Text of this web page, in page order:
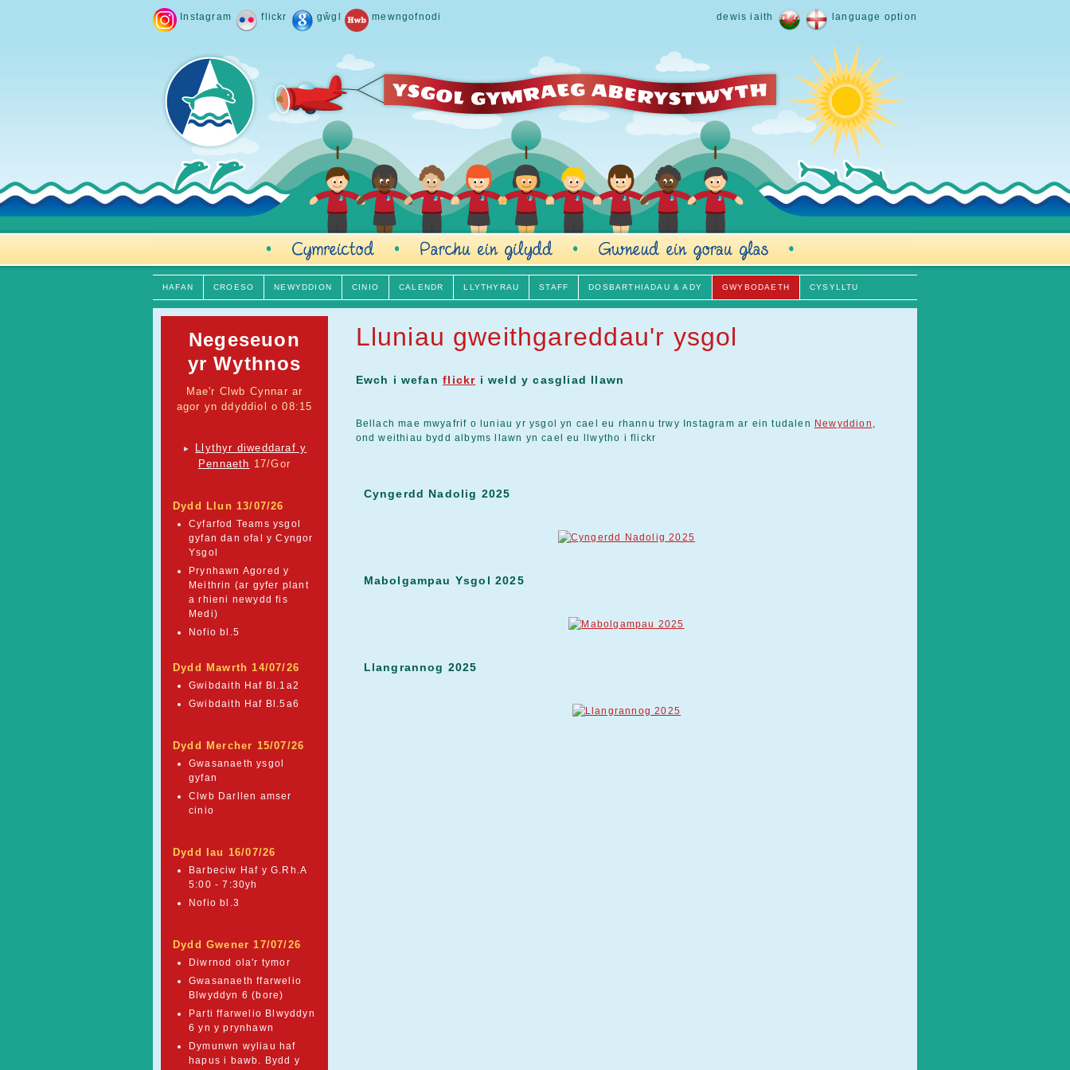
Instagram flickr gŵgl mewngofnodi dewis iaith language option
HAFAN CROESO NEWYDDION CINIO CALENDR LLYTHYRAU STAFF DOSBARTHIADAU & ADY GWYBODAETH CYSYLLTU
Negeseuon
yr Wythnos
Mae'r Clwb Cynnar ar
agor yn ddyddiol o 08:15
►
Llythyr diweddaraf y
Pennaeth 17/Gor
Dydd Llun 13/07/26
Cyfarfod Teams ysgol
gyfan dan ofal y Cyngor
Ysgol
Prynhawn Agored y
Meithrin (ar gyfer plant
a rhieni newydd fis
Medi)
Nofio bl.5
Dydd Mawrth 14/07/26
Gwibdaith Haf Bl.1a2
Gwibdaith Haf Bl.5a6
Dydd Mercher 15/07/26
Gwasanaeth ysgol
gyfan
Clwb Darllen amser
cinio
Dydd Iau 16/07/26
Barbeciw Haf y G.Rh.A
5:00 - 7:30yh
Nofio bl.3
Dydd Gwener 17/07/26
Diwrnod ola'r tymor
Gwasanaeth ffarwelio
Blwyddyn 6 (bore)
Parti ffarwelio Blwyddyn
6 yn y prynhawn
Dymunwn wyliau haf
hapus i bawb. Bydd y
Lluniau gweithgareddau'r ysgol
Ewch i wefanflickr i weld y casgliad llawn
Bellach mae mwyafrif o luniau yr ysgol yn cael eu rhannu trwy Instagram ar ein tudalen Newyddion ,
ond weithiau bydd albyms llawn yn cael eu llwytho i flickr
Cyngerdd Nadolig 2025
Mabolgampau Ysgol 2025
Llangrannog 2025